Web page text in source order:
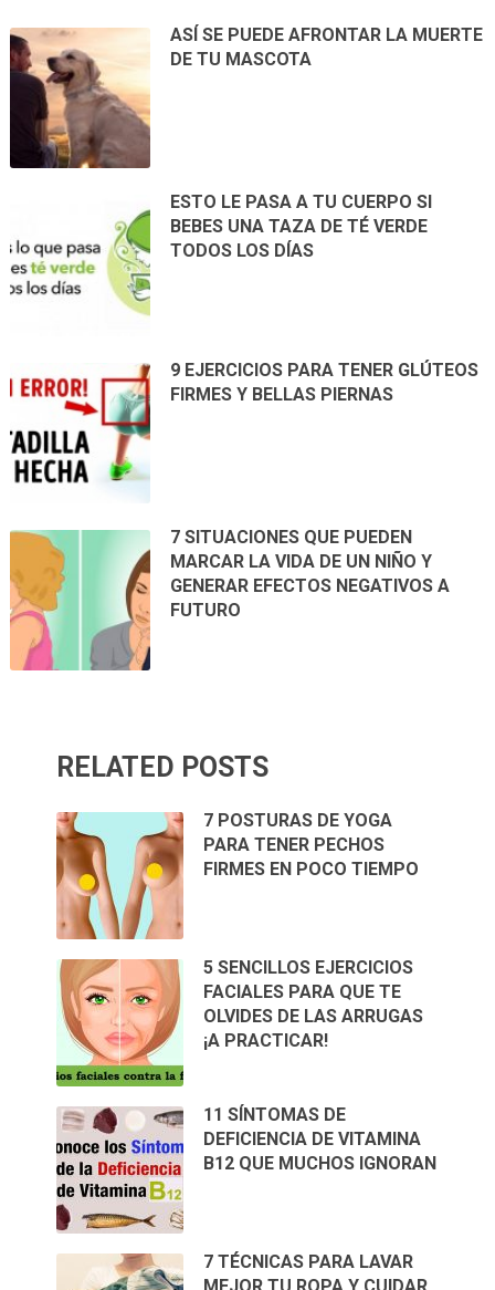
ASÍ SE PUEDE AFRONTAR LA MUERTE
DE TU MASCOTA
ESTO LE PASA A TU CUERPO SI
BEBES UNA TAZA DE TÉ VERDE
TODOS LOS DÍAS
9 EJERCICIOS PARA TENER GLÚTEOS
FIRMES Y BELLAS PIERNAS
7 SITUACIONES QUE PUEDEN
MARCAR LA VIDA DE UN NIÑO Y
GENERAR EFECTOS NEGATIVOS A
FUTURO
RELATED POSTS
7 POSTURAS DE YOGA
PARA TENER PECHOS
FIRMES EN POCO TIEMPO
5 SENCILLOS EJERCICIOS
FACIALES PARA QUE TE
OLVIDES DE LAS ARRUGAS
¡A PRACTICAR!
11 SÍNTOMAS DE
DEFICIENCIA DE VITAMINA
B12 QUE MUCHOS IGNORAN
7 TÉCNICAS PARA LAVAR